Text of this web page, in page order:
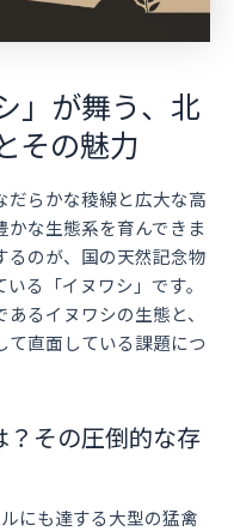
」が舞う、北
その魅力
だらかな稜線と広大な高
な生態系を育んできま
るのが、国の天然記念物
る「イヌワシ」です。
るイヌワシの生態と、
て直面している課題につ
？その圧倒的な存
にも達する大型の猛禽